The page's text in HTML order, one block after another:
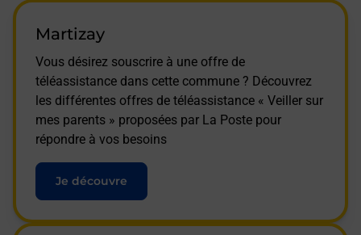
Martizay
Vous désirez souscrire à une offre de
téléassistance dans cette commune ? Découvrez
les différentes offres de téléassistance « Veiller sur
mes parents » proposées par La Poste pour
répondre à vos besoins
Je découvre